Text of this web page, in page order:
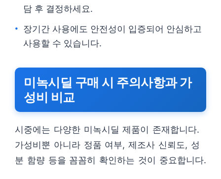
담 후 결정하세요.
장기간 사용에도 안전성이 입증되어 안심하고
사용할 수 있습니다.
미녹시딜 구매 시 주의사항과 가
성비 비교
시중에는 다양한 미녹시딜 제품이 존재합니다.
가성비뿐 아니라 정품 여부, 제조사 신뢰도, 성
분 함량 등을 꼼꼼히 확인하는 것이 중요합니다.